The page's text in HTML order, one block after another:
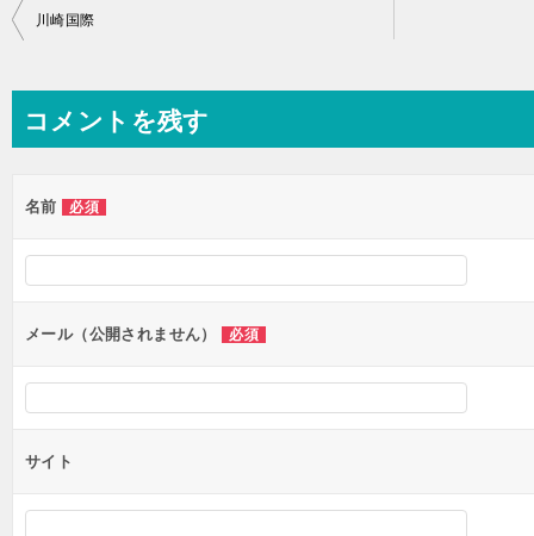
投
ナ
ビ
ー
ョ
ン
川崎国際
コメントを残す
名前 必須
メール（公開されません） 必須
サイト